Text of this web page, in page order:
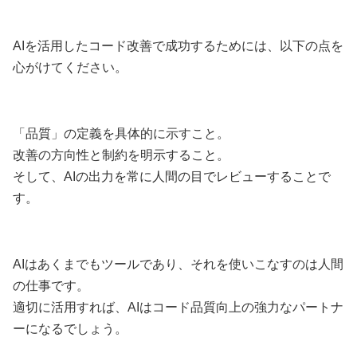
AIを活用したコード改善で成功するためには、以下の点を
心がけてください。
「品質」の定義を具体的に示すこと。
改善の方向性と制約を明示すること。
そして、AIの出力を常に人間の目でレビューすることで
す。
AIはあくまでもツールであり、それを使いこなすのは人間
の仕事です。
適切に活用すれば、AIはコード品質向上の強力なパートナ
ーになるでしょう。